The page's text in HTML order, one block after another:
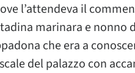
l’attendeva il
marinara e nonno
che era a
del palazzo con